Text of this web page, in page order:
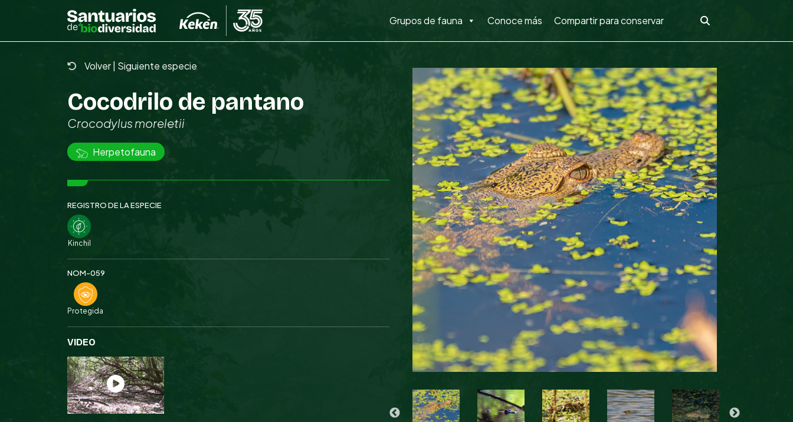
Grupos de fauna Conoce más Compartir para conservar
Volver Siguiente especie
Cocodrilo de pantano
Crocodylus moreletii
Herpetofauna
REGISTRO DE LA ESPECIE
Kinchil
NOM-059
Protegida
VIDEO